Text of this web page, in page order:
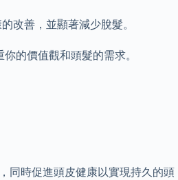
改善，並顯著減少脫髮。
你的價值觀和頭髮的需求。
同時促進頭皮健康以實現持久的頭